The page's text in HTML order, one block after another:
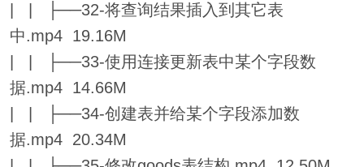
| | ├──32-将查询结果插入到其它表
中.mp4 19.16M
| | ├──33-使用连接更新表中某个字段数
据.mp4 14.66M
| | ├──34-创建表并给某个字段添加数
据.mp4 20.34M